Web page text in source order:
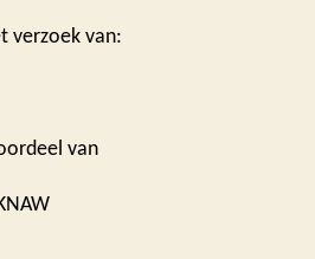
verzoek van:
van